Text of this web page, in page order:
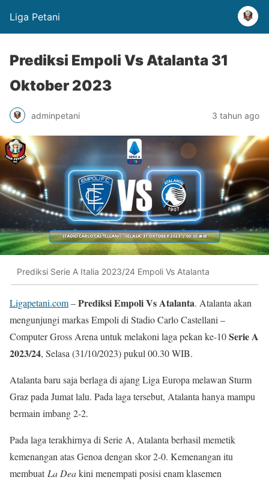
Liga Petani
Prediksi Empoli Vs Atalanta 31
Oktober 2023
adminpetani 3 tahun ago
Prediksi Serie A Italia 2023/24 Empoli Vs Atalanta
Ligapetani.com–Prediksi Empoli Vs Atalanta. Atalanta akan
mengunjungi markas Empoli di Stadio Carlo Castellani –
Computer Gross Arena untuk melakoni laga pekan ke-10Serie A
2023/24, Selasa (31/10/2023) pukul 00.30 WIB.
Atalanta baru saja berlaga di ajang Liga Europa melawan Sturm
Graz pada Jumat lalu. Pada laga tersebut, Atalanta hanya mampu
bermain imbang 2-2.
Pada laga terakhirnya di Serie A, Atalanta berhasil memetik
kemenangan atas Genoa dengan skor 2-0. Kemenangan itu
membuat La Deakini menempati posisi enam klasemen